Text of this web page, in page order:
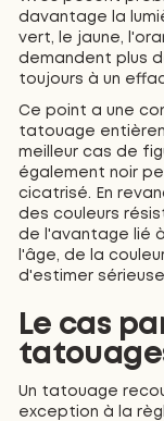
davantage la
vert, le jaune,
demandent plus
toujours à un
Ce point a une
tatouage
meilleur cas de
également noir
cicatrisé. En
des couleurs
de l'avantage lié
l'âge, de la
d'estimer
Le cas
Un tatouage
exception à la